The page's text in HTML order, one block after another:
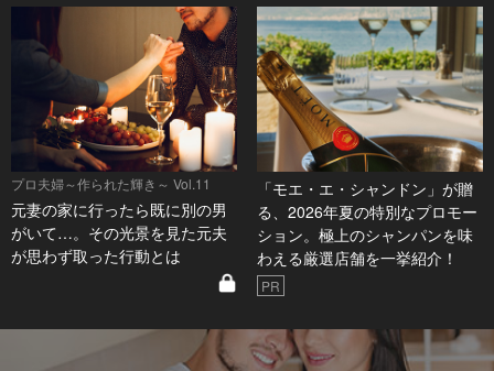
プロ夫婦～作られた輝き～ Vol.11
元妻の家に行ったら既に別の男
がいて…。その光景を見た元夫
が思わず取った行動とは
「モエ・エ・シャンドン」が贈
る、2026年夏の特別なプロモー
ション。極上のシャンパンを味
わえる厳選店舗を一挙紹介！
PR